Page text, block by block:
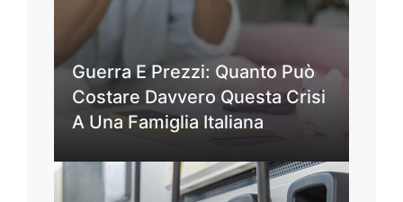
Guerra E Prezzi: Quanto Può
Costare Davvero Questa Crisi
A Una Famiglia Italiana